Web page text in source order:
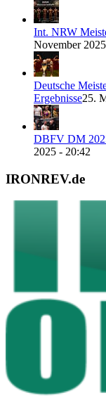
Int. NRW
November
Deutsche
Ergebnisse25.
DBFV DM
2025 - 20:42
IRONREV.de